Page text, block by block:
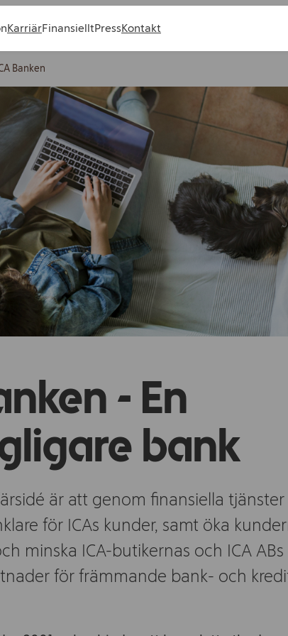
KarriärFinansielltPressKontakt
Banken
- En
bank
är att genom finansiella
för ICAs kunder, samt öka
minska ICA-butikernas och ICA ABs
för främmande bank- och